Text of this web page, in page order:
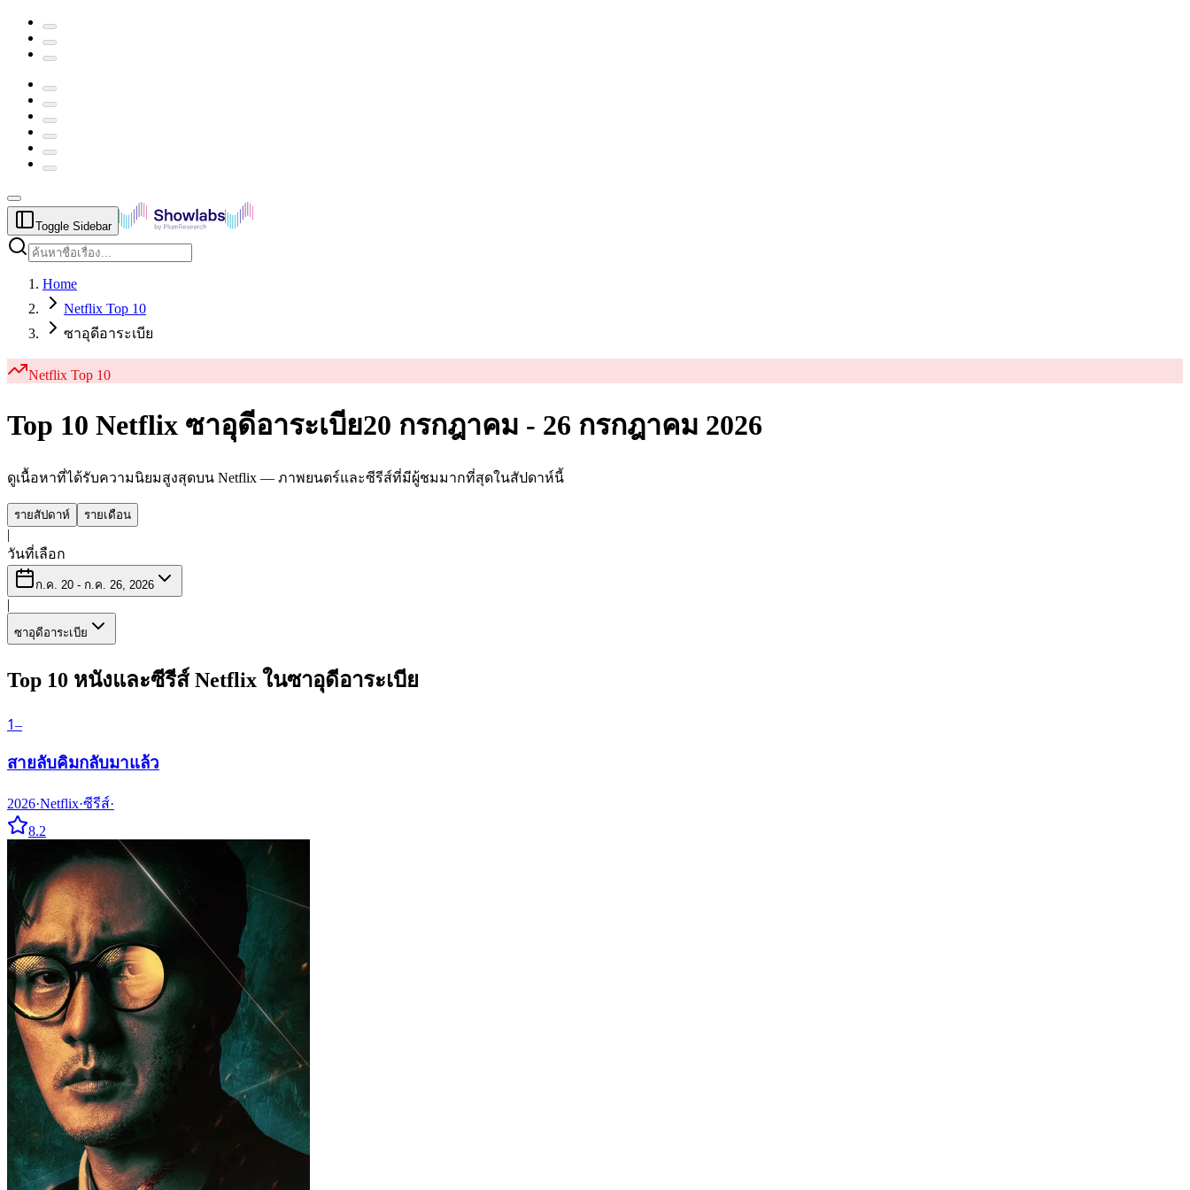
Toggle Sidebar
Home
Netflix Top 10
ซาอุดีอาระเบีย
Netflix Top 10
Top 10 Netflix ซาอุดีอาระเบีย20 กรกฎาคม - 26 กรกฎาคม 2026
ดูเนื้อหาที่ได้รับความนิยมสูงสุดบน Netflix — ภาพยนตร์และซีรีส์ที่มีผู้ชมมากที่สุดในสัปดาห์นี้
รายสัปดาห์ รายเดือน
|
วันที่เลือก
ก.ค. 20 - ก.ค. 26, 2026
|
ซาอุดีอาระเบีย
Top 10 หนังและซีรีส์ Netflix ในซาอุดีอาระเบีย
1–
สายลับคิมกลับมาแล้ว
2026·Netflix·ซีรีส์·
8.2